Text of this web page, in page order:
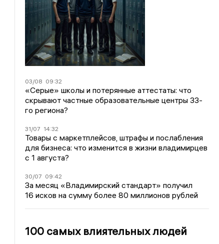
03/08 09:32
«Серые» школы и потерянные аттестаты: что
скрывают частные образовательные центры 33-
го региона?
31/07 14:32
Товары с маркетплейсов, штрафы и послабления
для бизнеса: что изменится в жизни владимирцев
с 1 августа?
30/07 09:42
За месяц «Владимирский стандарт» получил
16 исков на сумму более 80 миллионов рублей
100 самых влиятельных людей